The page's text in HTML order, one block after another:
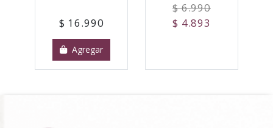
$ 16.990
Agregar
$ 6.990
$ 4.893